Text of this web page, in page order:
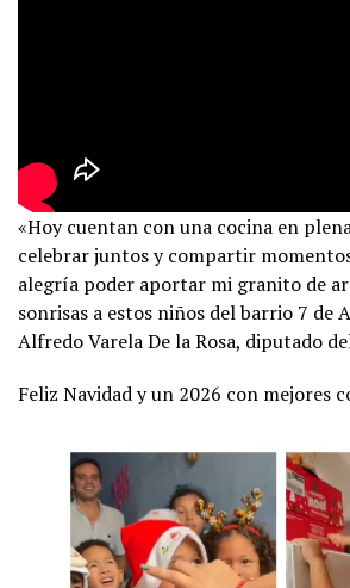
«Hoy cuentan con una cocina en
celebrar juntos y compartir
alegría poder aportar mi granito de
sonrisas a estos niños del barrio 7 de
Alfredo Varela De la Rosa, diputado
Feliz Navidad y un 2026 con mejores